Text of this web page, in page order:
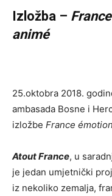
Izložba –
animé
25.oktobra 2018.
ambasada Bosne i
izložbe France
Atout France, u
je jedan umjetnički
iz nekoliko zemalja,